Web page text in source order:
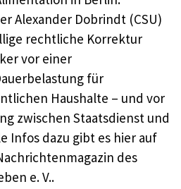
Alexander Dobrindt (CSU)
rechtliche Korrektur
vor einer
für
Haushalte – und vor
zwischen Staatsdienst und
Infos dazu gibt es hier auf
des
e. V..